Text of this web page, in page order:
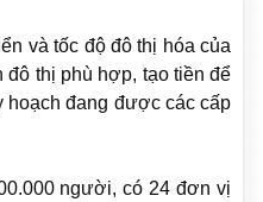
và tốc độ đô thị hóa của
đô thị phù hợp, tạo tiền để
hoạch đang được các cấp
người, có 24 đơn vị